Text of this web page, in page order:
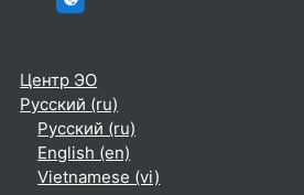
Центр ЭО
Русский ‎(ru)‎
Русский ‎(ru)‎
English ‎(en)‎
Vietnamese ‎(vi)‎